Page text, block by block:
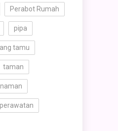
Perabot Rumah
pipa
tamu
taman